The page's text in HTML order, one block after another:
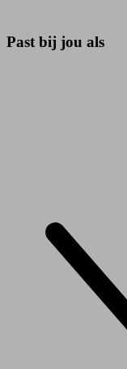
Past bij jou als